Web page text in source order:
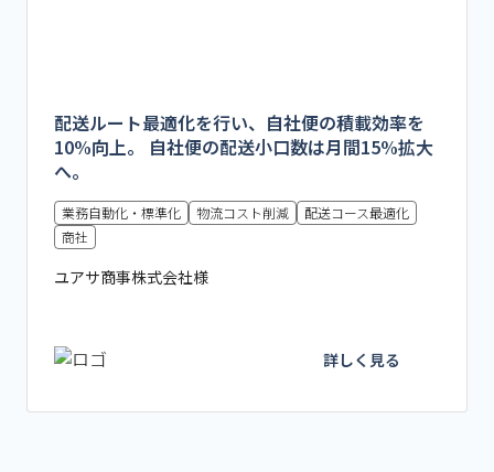
配送ルート最適化を行い、自社便の積載効率を
10%向上。 自社便の配送小口数は月間15%拡大
へ。
業務自動化・標準化 物流コスト削減
配送コース最適化
商社
ユアサ商事株式会社様
詳しく見る